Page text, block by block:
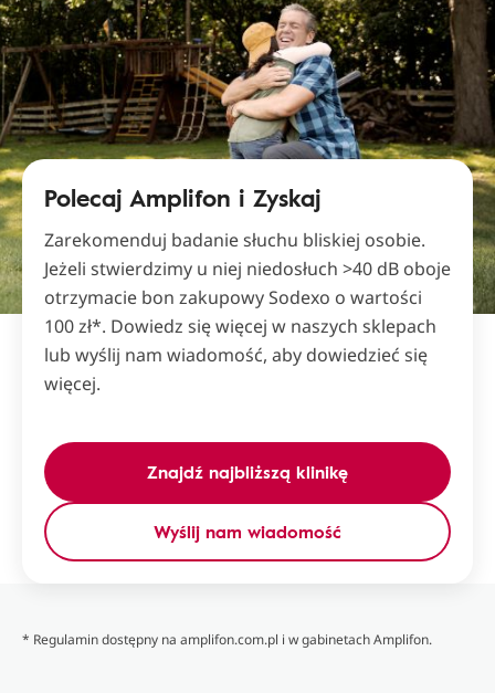
Polecaj Amplifon i Zyskaj
Zarekomenduj badanie słuchu bliskiej osobie.
Jeżeli stwierdzimy u niej niedosłuch >40 dB oboje
otrzymacie bon zakupowy Sodexo o wartości
100 zł*. Dowiedz się więcej w naszych sklepach
lub wyślij nam wiadomość, aby dowiedzieć się
więcej.
Znajdź najbliższą klinikę
Wyślij nam wiadomość
* Regulamin dostępny na amplifon.com.pl i w gabinetach Amplifon.